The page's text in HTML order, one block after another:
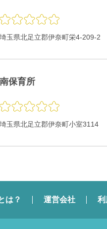
埼玉県北足立郡伊奈町栄4-209-2
南保育所
埼玉県北足立郡伊奈町小室3114
は？ 運営会社 利